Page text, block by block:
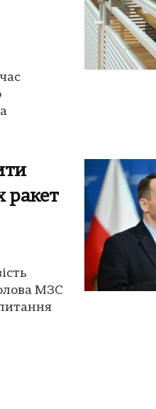
ракет
МЗС